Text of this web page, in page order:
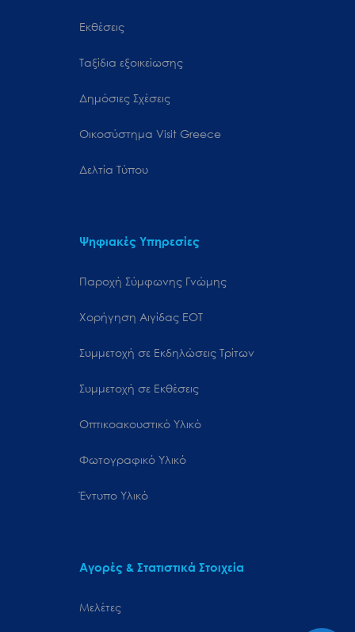
Εκθέσεις
Ταξίδια εξοικείωσης
Δημόσιες Σχέσεις
Oικοσύστημα Visit Greece
Δελτία Τύπου
Ψηφιακές Υπηρεσίες
Παροχή Σύμφωνης Γνώμης
Χορήγηση Αιγίδας ΕΟΤ
Συμμετοχή σε Εκδηλώσεις Τρίτων
Συμμετοχή σε Εκθέσεις
Οπτικοακουστικό Υλικό
Φωτογραφικό Υλικό
Έντυπο Υλικό
Αγορές & Στατιστικά Στοιχεία
Μελέτες